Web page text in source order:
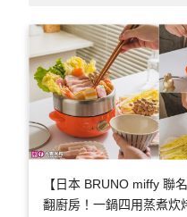
【日本 BRUNO miffy 聯
翻廚房！一鍋四用蒸煮炊